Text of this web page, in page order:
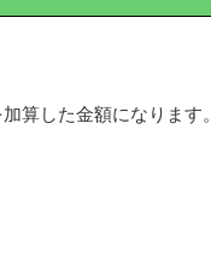
算した金額になります。